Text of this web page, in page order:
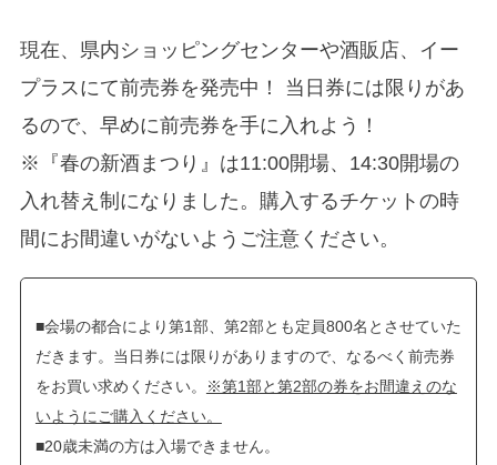
現在、県内ショッピングセンターや酒販店、イー
プラスにて前売券を発売中！ 当日券には限りがあ
るので、早めに前売券を手に入れよう！
※『春の新酒まつり』は11:00開場、14:30開場の
入れ替え制になりました。購入するチケットの時
間にお間違いがないようご注意ください。
■会場の都合により第1部、第2部とも定員800名とさせていた
だきます。当日券には限りがありますので、なるべく前売券
をお買い求めください。
※第1部と第2部の券をお間違えのな
いようにご購入ください。
■20歳未満の方は入場できません。